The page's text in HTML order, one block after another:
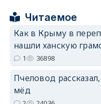
Читаемое
Как в Крыму в
нашли ханскую
1 36898
Пчеловод
мёд